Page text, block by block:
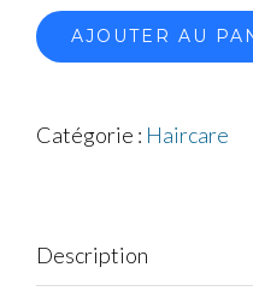
de
Hot
AJOUTER AU
Catégorie : Haircare
Description